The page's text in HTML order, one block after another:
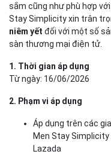
sắm cũng như phù hợp
Stay Simplicity xin trân
niêm yết đối với một số
sàn thương mại điện tử.
1. Thời gian áp dụng
Từ ngày: 16/06/2026
2. Phạm vi áp dụng
Áp dụng trên các
Men Stay
Lazada